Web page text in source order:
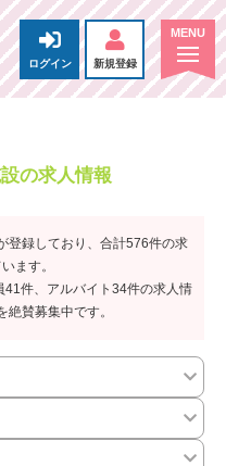
ログイン 新規登録
の求人情報
登録しており、合計576件の求
ます。
件、アルバイト34件の求人情
賛募集中です。